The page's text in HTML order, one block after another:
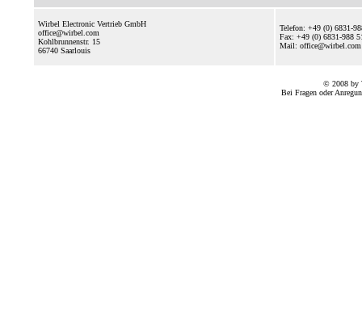
Wirbel Electronic Vertrieb GmbH
office@wirbel.com
Kohlbrunnenstr. 15
66740 Saarlouis
Telefon: +49 (0) 6831-
Fax: +49 (0) 6831-988
Mail:
© 2008 by
Bei Fragen oder